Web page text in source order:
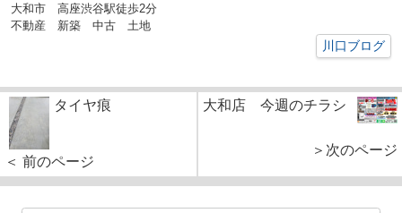
大和市 高座渋谷駅徒歩2分
不動産 新築 中古 土地
川口ブログ
タイヤ痕
＜ 前のページ
大和店 今週のチラシ
＞次のページ